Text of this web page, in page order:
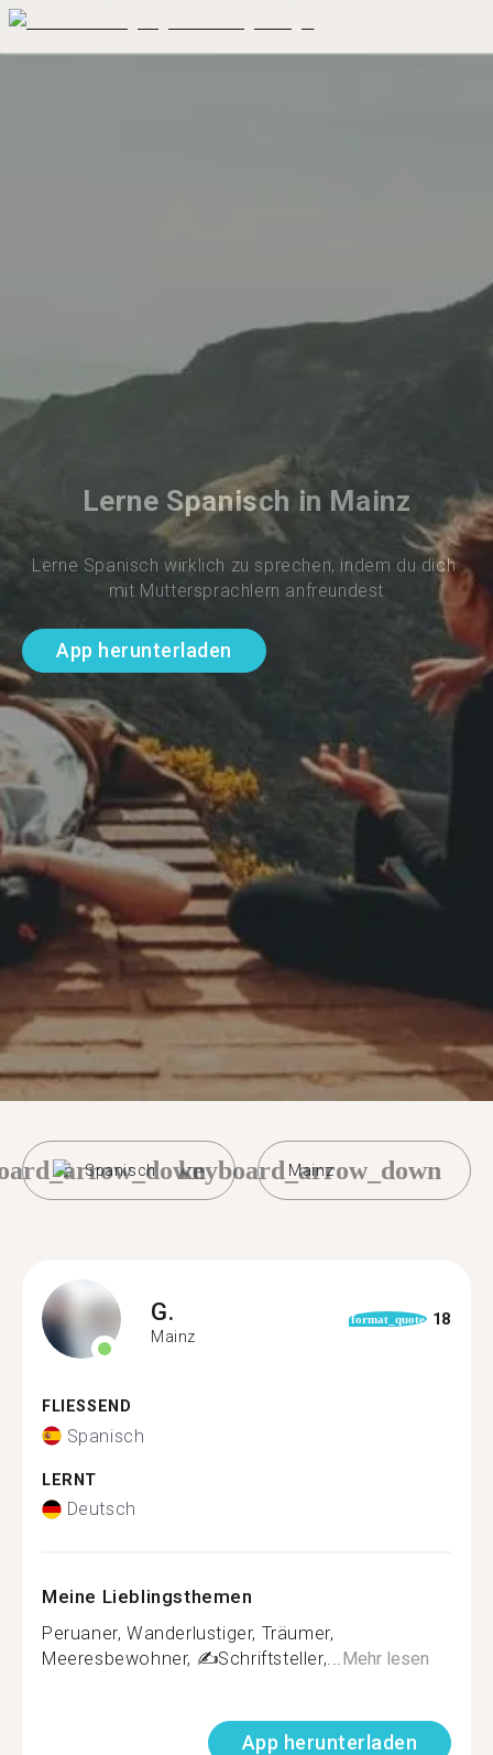
Lerne Spanisch in Mainz
Lerne Spanisch wirklich zu sprechen, indem du dich
mit Muttersprachlern anfreundest
App herunterladen
Spanisch Mainz
keyboard_arrow_down
G.
Mainz
format_quote 18
FLIESSEND
Spanisch
LERNT
Deutsch
Meine Lieblingsthemen
Peruaner, Wanderlustiger, Träumer,
Meeresbewohner, ✍️Schriftsteller,...Mehr lesen
App herunterladen